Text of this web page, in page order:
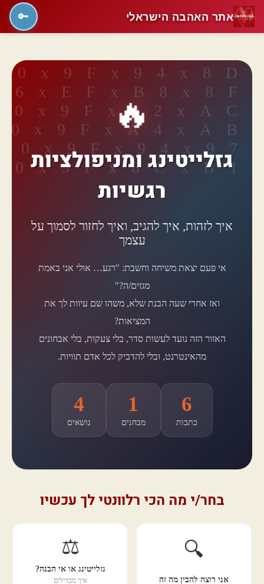
🔥
גזלייטינג ומניפולציות
רגשיות
איך לזהות, איך להגיב, ואיך לחזור לסמוך על
עצמך
אי פעם יצאת משיחה וחשבת: "רגע… אולי אני באמת
מגזים/ה?"
ואז אחרי שעה הבנת שלא, משהו שם עיוות לך את
המציאות?
האזור הזה נועד לעשות סדר, בלי צעקות, בלי אבחונים
מהאינטרנט, ובלי להדביק לכל אדם תוויות.
6
כתבות
1
מבחנים
4
נושאים
בחר/י מה הכי רלוונטי לך עכשיו
🔍
אני רוצה להבין מה זה
⚖️
גזלייטינג או אי הבנה?
איך מבדילים
אתר האהבה הישראלי 🔑